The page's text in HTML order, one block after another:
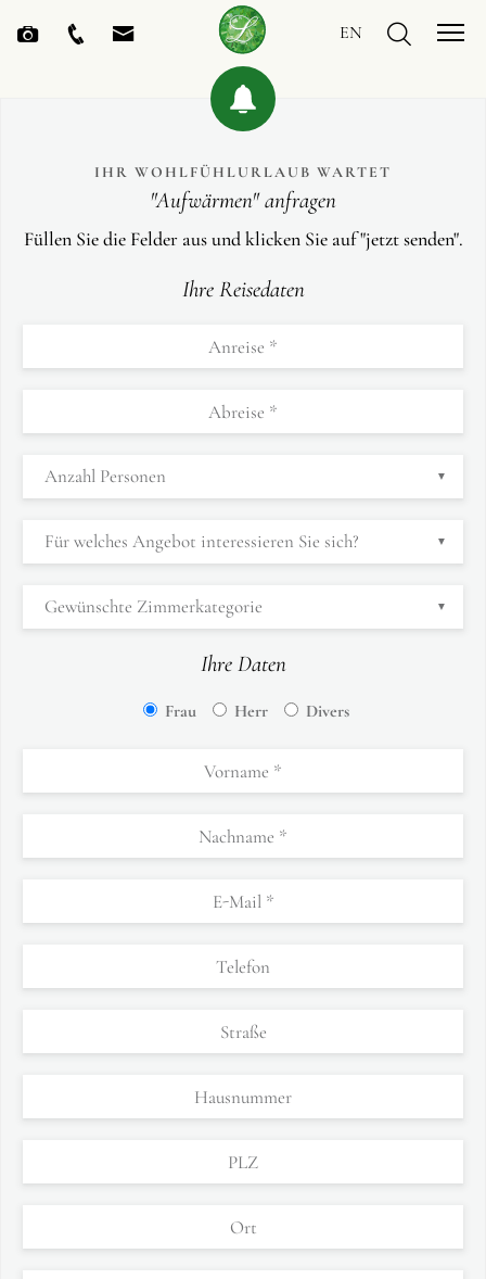
EN
IHR WOHLFÜHLURLAUB WARTET
"Aufwärmen" anfragen
Füllen Sie die Felder aus und klicken Sie auf "jetzt senden".
Ihre Reisedaten
Ihre Daten
Frau Herr Divers